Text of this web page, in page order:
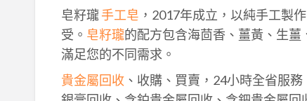
皂籽瓏手工皂 ，2017年成立，以純手工製
受。 皂籽瓏的配方包含海茴香、薑黃、生薑
滿足您的不同需求。
貴金屬回收、收購、買賣，24小時全省服